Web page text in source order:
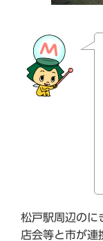
松戸駅周辺のに
店会等と市が連